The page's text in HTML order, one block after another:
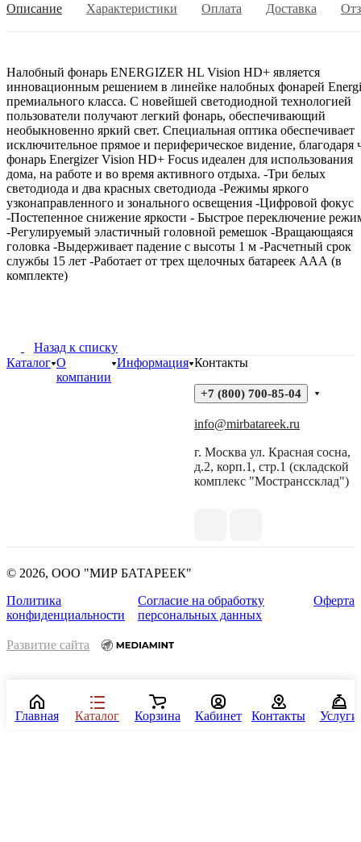
Описание Характеристики Оплата Доставка
Налобный фонарь ENERGIZER HL Vision HD+ является
инновационным решением в линейке налобных фонарей
премиального класса. С новейшей светодиодной технологией
пользователи получают легкий фонарь, обеспечивающий
необыкновенно яркий свет. Специальная оптика обеспечивает
исключительное прямое и периферическое видение, благодаря
фонарь Energizer Vision HD+ Focus идеален для использования
дома, на работе и во время активного отдыха. -Три белых
светодиода и два красных светодиода -Режимы яркого
узконаправленного и зонального освещения -Цифровой фокус
-Постепенное снижение яркости - Быстрое переключение
-Регулируемый эластичный головной ремешок -Вращающаяся
головка -Выдерживает падение с высоты 1 м -Расчетный срок
службы 15 лет -Работает от трех щелочных батареек ААА (в
комплекте)
Назад к списку
Каталог О
компании
Информация Контакты
+7 (800) 700-85-04
info@mirbatareek.ru
г. Москва ул. Красная сосна,
д.2, корп.1, стр.1 (складской
комплекс "Мостранссклад")
© 2026, ООО "МИР БАТАРЕЕК"
Политика
конфиденциальности
Согласие на обработку
персональных данных
Оферта
Развитие сайта
Главная Каталог Корзина Кабинет Контакты Услуги